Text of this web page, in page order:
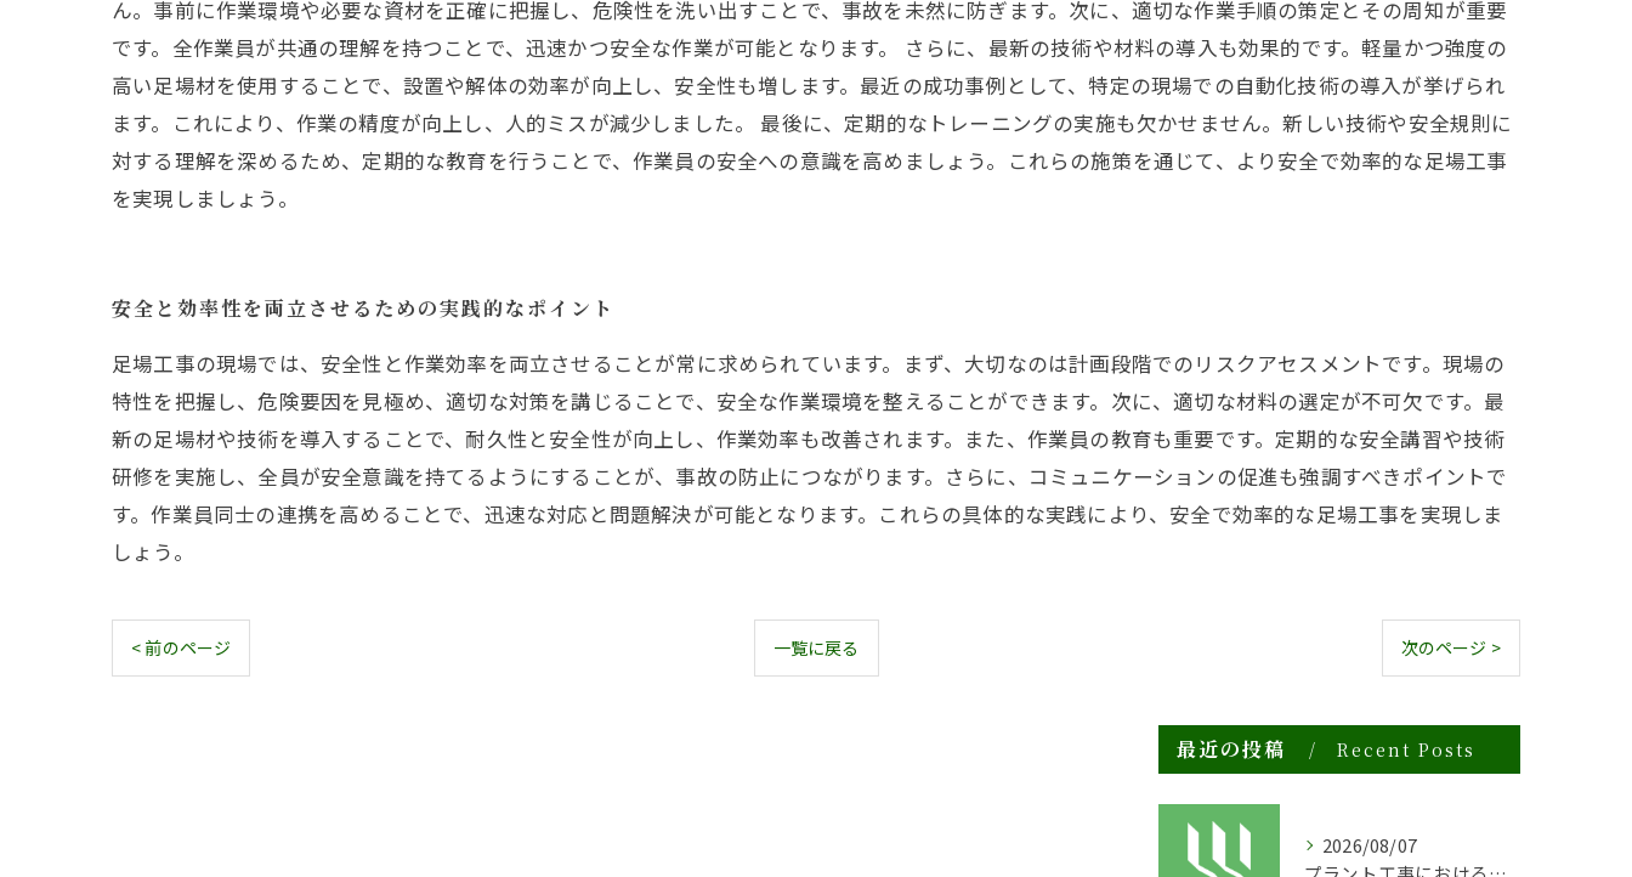
ん。事前に作業環境や必要な資材を正確に把握し、危険性を洗い出すことで、事故を未然に防ぎます。次に、適切な作業手順の策定とその周知が重要
です。全作業員が共通の理解を持つことで、迅速かつ安全な作業が可能となります。 さらに、最新の技術や材料の導入も効果的です。軽量かつ強度の
高い足場材を使用することで、設置や解体の効率が向上し、安全性も増します。最近の成功事例として、特定の現場での自動化技術の導入が挙げられ
ます。これにより、作業の精度が向上し、人的ミスが減少しました。 最後に、定期的なトレーニングの実施も欠かせません。新しい技術や安全規則に
対する理解を深めるため、定期的な教育を行うことで、作業員の安全への意識を高めましょう。これらの施策を通じて、より安全で効率的な足場工事
を実現しましょう。
安全と効率性を両立させるための実践的なポイント
足場工事の現場では、安全性と作業効率を両立させることが常に求められています。まず、大切なのは計画段階でのリスクアセスメントです。現場の
特性を把握し、危険要因を見極め、適切な対策を講じることで、安全な作業環境を整えることができます。次に、適切な材料の選定が不可欠です。最
新の足場材や技術を導入することで、耐久性と安全性が向上し、作業効率も改善されます。また、作業員の教育も重要です。定期的な安全講習や技術
研修を実施し、全員が安全意識を持てるようにすることが、事故の防止につながります。さらに、コミュニケーションの促進も強調すべきポイントで
す。作業員同士の連携を高めることで、迅速な対応と問題解決が可能となります。これらの具体的な実践により、安全で効率的な足場工事を実現しま
しょう。
< 前のページ 一覧に戻る 次のページ >
最近の投稿 Recent Posts
2026/08/07